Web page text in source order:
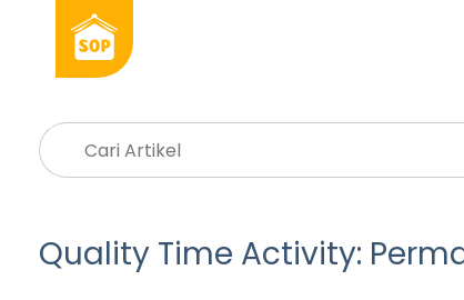
Quality Time Activity: